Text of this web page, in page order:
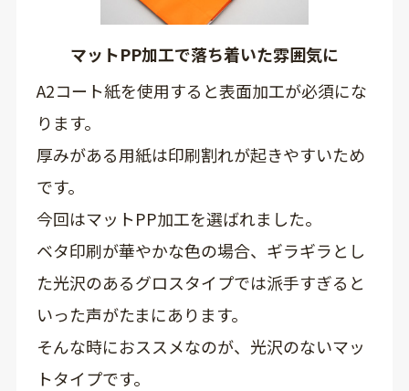
マットPP加工で落ち着いた雰囲気に
A2コート紙を使用すると表面加工が必須にな
ります。
厚みがある用紙は印刷割れが起きやすいため
です。
今回はマットPP加工を選ばれました。
ベタ印刷が華やかな色の場合、ギラギラとし
た光沢のあるグロスタイプでは派手すぎると
いった声がたまにあります。
そんな時におススメなのが、光沢のないマッ
トタイプです。